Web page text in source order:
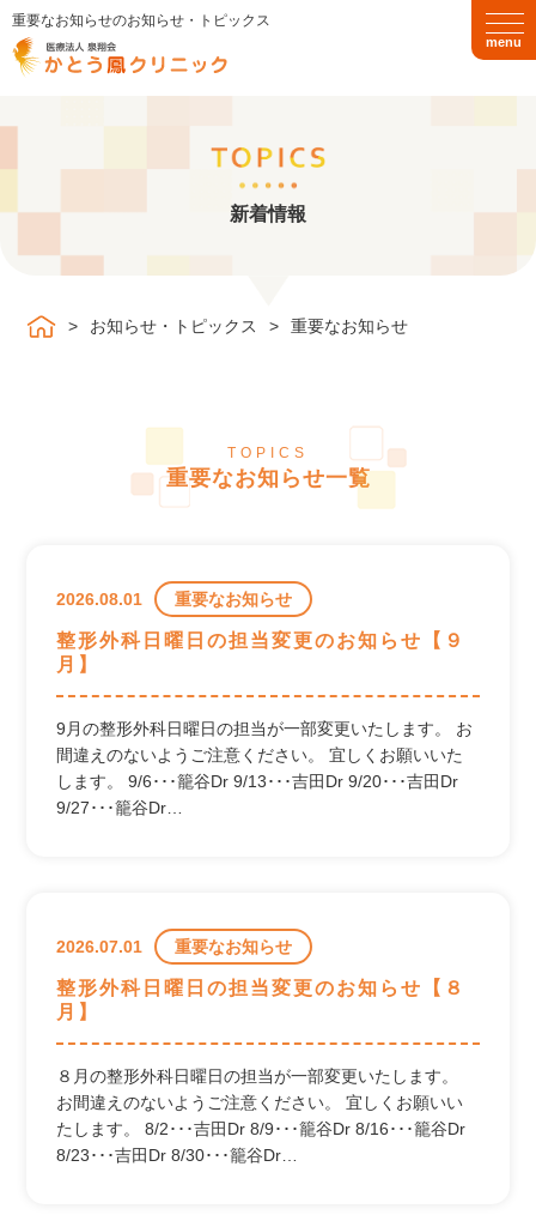
重要なお知らせのお知らせ・トピックス
TOP
クリニック紹介
甲状腺・内分泌内科
リウマチ・膠原病科
在宅医療
各種検査
画像診断(CT/MRI)
脳波検査（EEG）
人工透析
健診・予防接種
診療時間・アクセス
新着情報
新着情報
お知らせ・トピックス 重要なお知らせ
TOPICS
重要なお知らせ一覧
2026.08.01 重要なお知らせ
整形外科日曜日の担当変更のお知らせ【９
月】
9月の整形外科日曜日の担当が一部変更いたします。 お
間違えのないようご注意ください。 宜しくお願いいた
します。 9/6･･･籠谷Dr 9/13･･･吉田Dr 9/20･･･吉田Dr
9/27･･･籠谷Dr…
2026.07.01 重要なお知らせ
整形外科日曜日の担当変更のお知らせ【８
月】
８月の整形外科日曜日の担当が一部変更いたします。
お間違えのないようご注意ください。 宜しくお願いい
たします。 8/2･･･吉田Dr 8/9･･･籠谷Dr 8/16･･･籠谷Dr
8/23･･･吉田Dr 8/30･･･籠谷Dr…